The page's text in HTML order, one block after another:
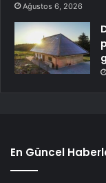
Ağustos 6, 2026
En Güncel